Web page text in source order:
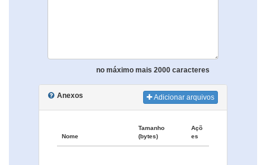
no máximo mais 2000 caracteres
Anexos Adicionar arquivos
Nome
Tamanho
(bytes)
Açõ
es